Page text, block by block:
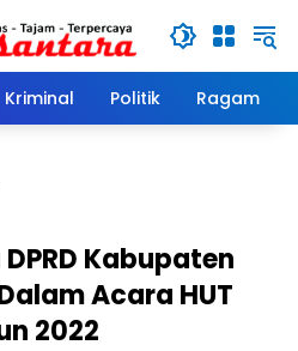
Kriminal Politik Ragam
Kabupaten
Acara HUT
2022